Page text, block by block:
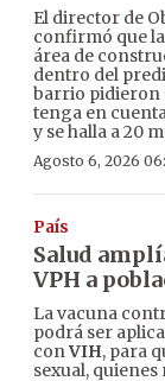
El director de
confirmó que la
área de
dentro del
barrio pidieron
tenga en
y se halla a 20
Agosto 6, 2026
País
Salud
VPH a
La vacuna
podrá ser
conVIH, para
sexual,